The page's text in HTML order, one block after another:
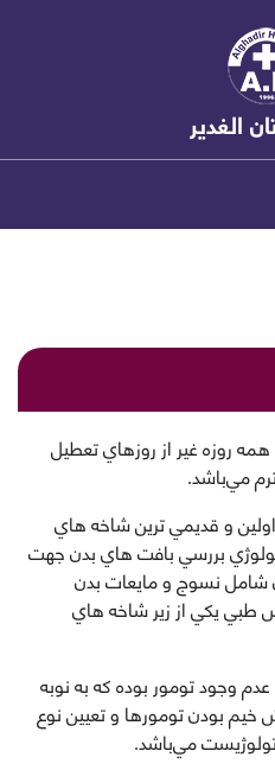
الغدیر
همه روزه غير از روزهاي تعطيل
مي‌باشد.
و قديمي ترين شاخه هاي
بررسي بافت هاي بدن جهت
شامل نسوج و مايعات بدن
يكي از زير شاخه هاي
وجود تومور بوده كه به نوبه
بودن تومورها و تعيين نوع
مي‌باشد.